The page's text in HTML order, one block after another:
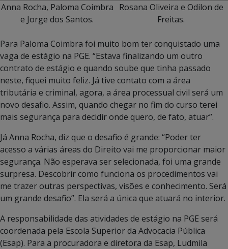
Anna Rocha, Paloma Coimbra
e Jorge dos Santos.
Rosana Oliveira e Odilon de
Freitas.
Para Paloma Coimbra foi muito bom ter conquistado uma
vaga de estágio na PGE. “Estava finalizando um outro
contrato de estágio e quando soube que tinha passado
neste, fiquei muito feliz. Já tive contato com a área
tributária e criminal, agora, a área processual civil será um
novo desafio. Assim, quando chegar no fim do curso terei
mais segurança para decidir onde quero, de fato, atuar”.
Já Anna Rocha, diz que o desafio é grande: “Poder ter
acesso a várias áreas do Direito vai me proporcionar maior
segurança. Não esperava ser selecionada, foi uma grande
surpresa. Descobrir como funciona os procedimentos vai
me trazer outras perspectivas, visões e conhecimento. Será
um grande desafio”. Ela será a única que atuará no interior.
A responsabilidade das atividades de estágio na PGE será
coordenada pela Escola Superior da Advocacia Pública
(Esap). Para a procuradora e diretora da Esap, Ludmila